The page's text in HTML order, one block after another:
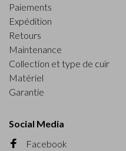
Paiements
Expédition
Retours
Maintenance
Collection et type de cuir
Matériel
Garantie
Social Media
Facebook